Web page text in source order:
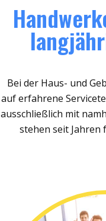
Bei der Haus- und
auf erfahrene
ausschließlich mit
stehen seit Jahren